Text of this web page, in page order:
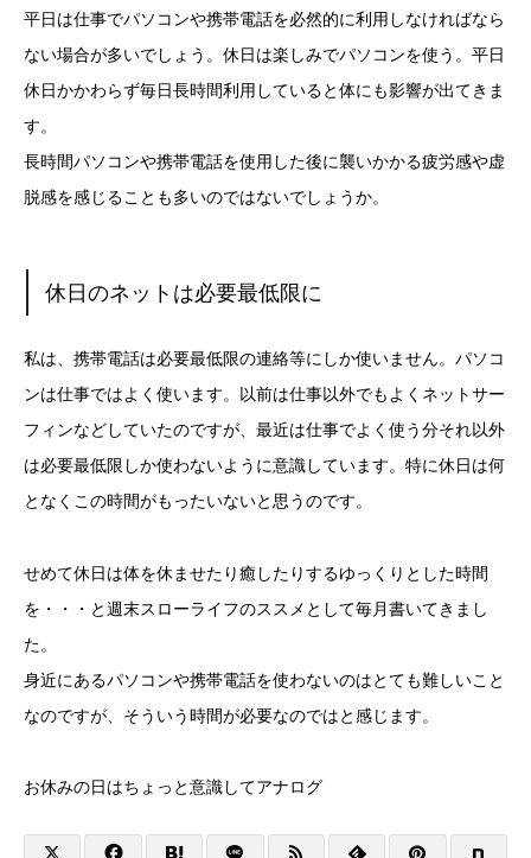
平日は仕事でパソコンや携帯電話を必然的に利用しなければなら
ない場合が多いでしょう。休日は楽しみでパソコンを使う。平日
休日かかわらず毎日長時間利用していると体にも影響が出てきま
す。
長時間パソコンや携帯電話を使用した後に襲いかかる疲労感や虚
脱感を感じることも多いのではないでしょうか。
休日のネットは必要最低限に
私は、携帯電話は必要最低限の連絡等にしか使いません。パソコ
ンは仕事ではよく使います。以前は仕事以外でもよくネットサー
フィンなどしていたのですが、最近は仕事でよく使う分それ以外
は必要最低限しか使わないように意識しています。特に休日は何
となくこの時間がもったいないと思うのです。
せめて休日は体を休ませたり癒したりするゆっくりとした時間
を・・・と週末スローライフのススメとして毎月書いてきまし
た。
身近にあるパソコンや携帯電話を使わないのはとても難しいこと
なのですが、そういう時間が必要なのではと感じます。
お休みの日はちょっと意識してアナログ